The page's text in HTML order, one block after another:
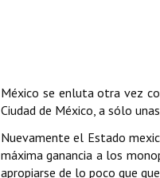
México se enluta otra vez
Ciudad de México, a sólo
Nuevamente el Estado
máxima ganancia a los
apropiarse de lo poco que